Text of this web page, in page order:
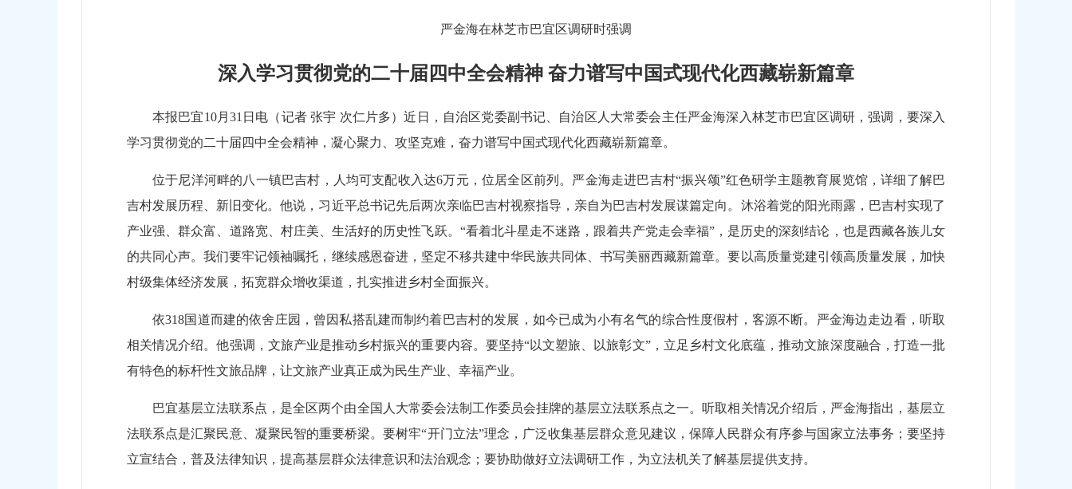
严金海在林芝市巴宜区调研时强调
深入学习贯彻党的二十届四中全会精神 奋力谱写中国式现代化西藏崭新篇章
本报巴宜10月31日电（记者 张宇 次仁片多）近日，自治区党委副书记、自治区人大常委会主任严金海深入林芝市巴宜区调研，强调，要深入
学习贯彻党的二十届四中全会精神，凝心聚力、攻坚克难，奋力谱写中国式现代化西藏崭新篇章。
位于尼洋河畔的八一镇巴吉村，人均可支配收入达6万元，位居全区前列。严金海走进巴吉村“振兴颂”红色研学主题教育展览馆，详细了解巴
吉村发展历程、新旧变化。他说，习近平总书记先后两次亲临巴吉村视察指导，亲自为巴吉村发展谋篇定向。沐浴着党的阳光雨露，巴吉村实现了
产业强、群众富、道路宽、村庄美、生活好的历史性飞跃。“看着北斗星走不迷路，跟着共产党走会幸福”，是历史的深刻结论，也是西藏各族儿女
的共同心声。我们要牢记领袖嘱托，继续感恩奋进，坚定不移共建中华民族共同体、书写美丽西藏新篇章。要以高质量党建引领高质量发展，加快
村级集体经济发展，拓宽群众增收渠道，扎实推进乡村全面振兴。
依318国道而建的依舍庄园，曾因私搭乱建而制约着巴吉村的发展，如今已成为小有名气的综合性度假村，客源不断。严金海边走边看，听取
相关情况介绍。他强调，文旅产业是推动乡村振兴的重要内容。要坚持“以文塑旅、以旅彰文”，立足乡村文化底蕴，推动文旅深度融合，打造一批
有特色的标杆性文旅品牌，让文旅产业真正成为民生产业、幸福产业。
巴宜基层立法联系点，是全区两个由全国人大常委会法制工作委员会挂牌的基层立法联系点之一。听取相关情况介绍后，严金海指出，基层立
法联系点是汇聚民意、凝聚民智的重要桥梁。要树牢“开门立法”理念，广泛收集基层群众意见建议，保障人民群众有序参与国家立法事务；要坚持
立宣结合，普及法律知识，提高基层群众法律意识和法治观念；要协助做好立法调研工作，为立法机关了解基层提供支持。